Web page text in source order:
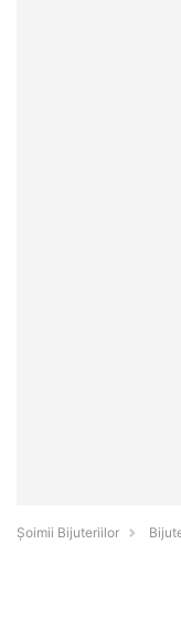
Şoimii Bijuteriilor